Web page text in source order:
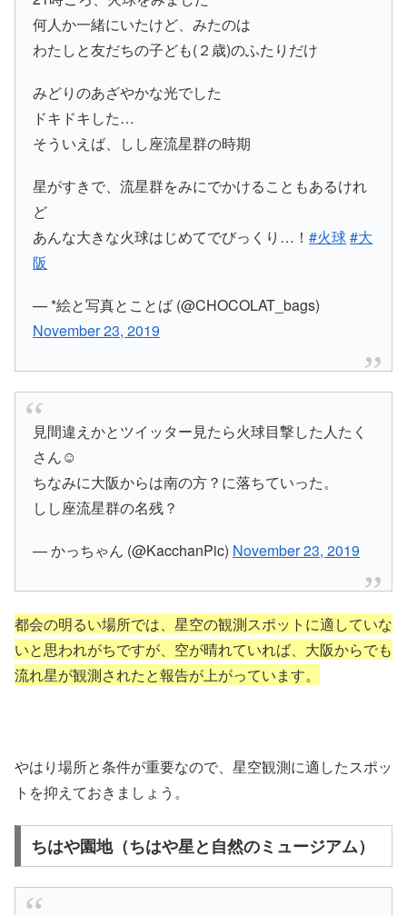
何人か一緒にいたけど、みたのは
わたしと友だちの子ども(２歳)のふたりだけ
みどりのあざやかな光でした
ドキドキした…
そういえば、しし座流星群の時期
星がすきで、流星群をみにでかけることもあるけれ
ど
あんな大きな火球はじめてでびっくり…！#火球#大
阪
— *️絵と写真とことば (@CHOCOLAT_bags)
November 23, 2019
見間違えかとツイッター見たら火球目撃した人たく
さん☺️
ちなみに大阪からは南の方？に落ちていった。
しし座流星群の名残？
— かっちゃん (@KacchanPic) November 23, 2019
都会の明るい場所では、星空の観測スポットに適していな
いと思われがちですが、空が晴れていれば、大阪からでも
流れ星が観測されたと報告が上がっています。
やはり場所と条件が重要なので、星空観測に適したスポッ
トを抑えておきましょう。
ちはや園地（ちはや星と自然のミュージアム）